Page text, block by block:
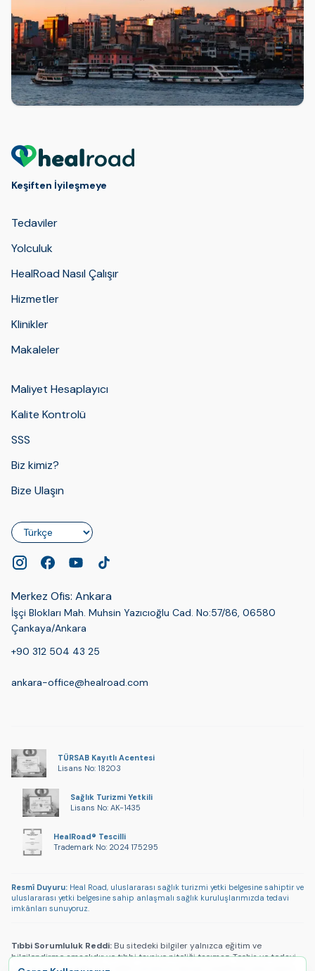
Keşiften İyileşmeye
Tedaviler
Yolculuk
HealRoad Nasıl Çalışır
Hizmetler
Klinikler
Makaleler
Maliyet Hesaplayıcı
Kalite Kontrolü
SSS
Biz kimiz?
Bize Ulaşın
Dil
Merkez Ofis: Ankara
İşçi Blokları Mah. Muhsin Yazıcıoğlu Cad. No:57/86, 06580
Çankaya/Ankara
+90 312 504 43 25
ankara-office@healroad.com
TÜRSAB Kayıtlı Acentesi
Lisans No: 18203
Sağlık Turizmi Yetkili
Lisans No: AK-1435
HealRoad® Tescilli
Trademark No: 2024 175295
Resmî Duyuru: Heal Road, uluslararası sağlık turizmi yetki belgesine sahiptir ve
uluslararası yetki belgesine sahip anlaşmalı sağlık kuruluşlarımızda tedavi
imkânları sunuyoruz.
Tıbbi Sorumluluk Reddi: Bu sitedeki bilgiler yalnızca eğitim ve
bilgilendirme amaçlıdır ve tıbbi tavsiye niteliği taşımaz. Teşhis ve tedavi
için her zaman yetkin bir sağlık uzmanına danışın. HealRoad tıbbi teşhis,